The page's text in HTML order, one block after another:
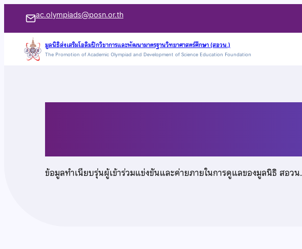
เนื้อหา
ac.olympiads@posn.or.th
มูลนิธิส่งเสริมโอลิมปิกวิชาการและพัฒนามาตรฐานวิทยาศาสตร์ศึกษา (สอวน.)
The Promotion of Academic Olympiad and Development of Science Education Foundation
ข้อมูลทำเนียบรุ่นผู้เข้าร่วมแข่งขันและค่ายภายในการดูแลของมูลนิธิ สอวน.